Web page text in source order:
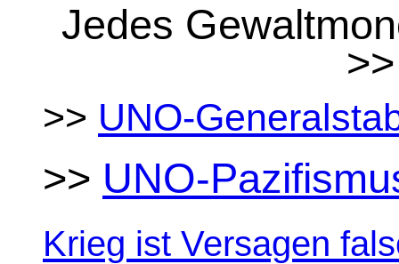
Jedes
>> UNO-
>> UNO-
Krieg ist Versagen